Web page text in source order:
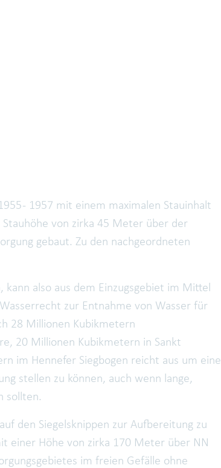
- 1957 mit einem maximalen Stauinhalt
von zirka 45 Meter über der
gebaut. Zu den nachgeordneten
kann also aus dem Einzugsgebiet im Mittel
zur Entnahme von Wasser für
28 Millionen Kubikmetern
20 Millionen Kubikmetern in Sankt
im Hennefer Siegbogen reicht aus um eine
stellen zu können, auch wenn lange,
sollten.
den Siegelsknippen zur Aufbereitung zu
einer Höhe von zirka 170 Meter über NN
im freien Gefälle ohne